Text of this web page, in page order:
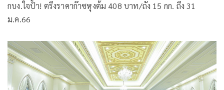
กบง.ใจป้ำ! ตรึงราคาก๊าซหุงต้ม 408 บาท/ถัง 15 กก. ถึง 31
ม.ค.66